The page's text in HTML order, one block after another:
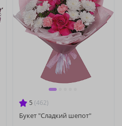
5 (462)
Букет "Сладкий шепот"